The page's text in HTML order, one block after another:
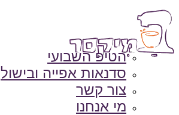
הטיפ השבועי
סדנאות אפייה ובישול
צור קשר
מי אנחנו